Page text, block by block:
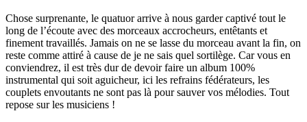
Chose surprenante, le quatuor arrive à nous garder captivé tout le
long de l’écoute avec des morceaux accrocheurs, entêtants et
finement travaillés. Jamais on ne se lasse du morceau avant la fin, on
reste comme attiré à cause de je ne sais quel sortilège. Car vous en
conviendrez, il est très dur de devoir faire un album 100%
instrumental qui soit aguicheur, ici les refrains fédérateurs, les
couplets envoutants ne sont pas là pour sauver vos mélodies. Tout
repose sur les musiciens !